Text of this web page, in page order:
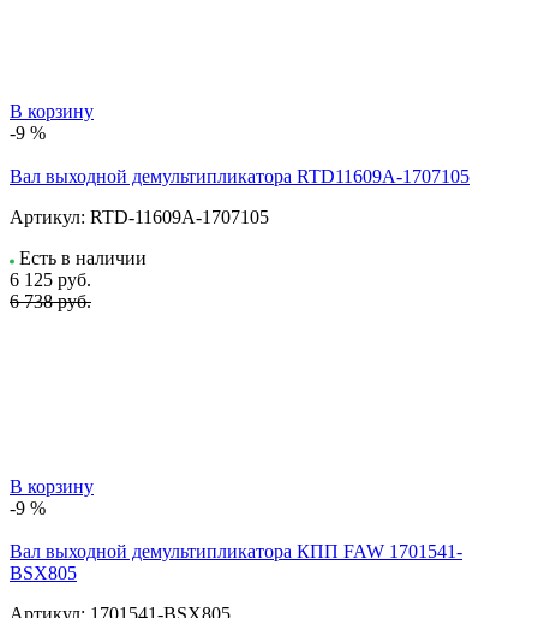
В корзину
-9 %
Вал выходной демультипликатора RTD11609A-1707105
Артикул: RTD-11609A-1707105
Есть в наличии
6 125 руб.
6 738 руб.
В корзину
-9 %
Вал выходной демультипликатора КПП FAW 1701541-
BSX805
Артикул: 1701541-BSX805